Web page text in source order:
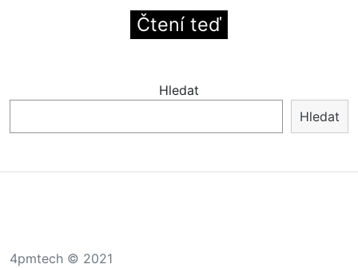
Čtení teď
Hledat
Hledat
4pmtech © 2021